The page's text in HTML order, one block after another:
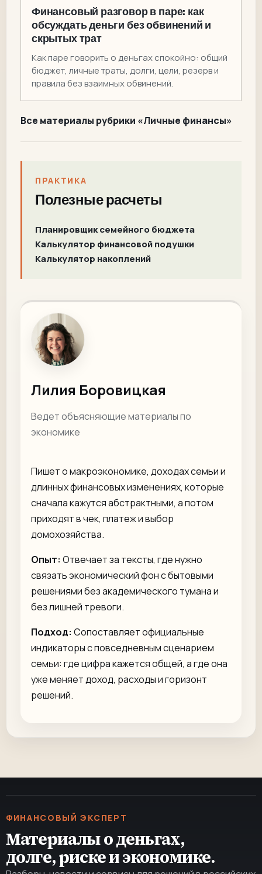
Финансовый разговор в паре: как
обсуждать деньги без обвинений и
скрытых трат
Как паре говорить о деньгах спокойно: общий
бюджет, личные траты, долги, цели, резерв и
правила без взаимных обвинений.
Все материалы рубрики «Личные финансы»
ПРАКТИКА
Полезные расчеты
Планировщик семейного бюджета
Калькулятор финансовой подушки
Калькулятор накоплений
Лилия Боровицкая
Ведет объясняющие материалы по
экономике
Пишет о макроэкономике, доходах семьи и
длинных финансовых изменениях, которые
сначала кажутся абстрактными, а потом
приходят в чек, платеж и выбор
домохозяйства.
Опыт: Отвечает за тексты, где нужно
связать экономический фон с бытовыми
решениями без академического тумана и
без лишней тревоги.
Подход: Сопоставляет официальные
индикаторы с повседневным сценарием
семьи: где цифра кажется общей, а где она
уже меняет доход, расходы и горизонт
решений.
ФИНАНСОВЫЙ ЭКСПЕРТ
Материалы о деньгах,
долге, риске и экономике.